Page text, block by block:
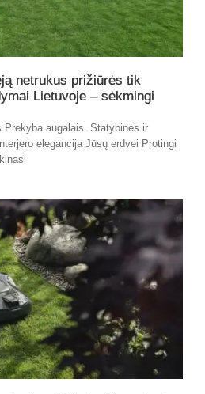
netrukus prižiūrės tik
Lietuvoje – sėkmingi
augalais. Statybinės ir
elegancija Jūsų erdvei Protingi